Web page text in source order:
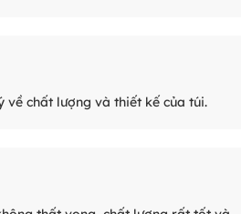
về chất lượng và thiết kế của túi.